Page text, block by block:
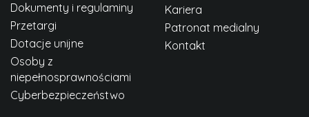
Dokumenty i regulaminy
Przetargi
Dotacje unijne
Osoby z
niepełnosprawnościami
Cyberbezpieczeństwo
Kariera
Patronat medialny
Kontakt